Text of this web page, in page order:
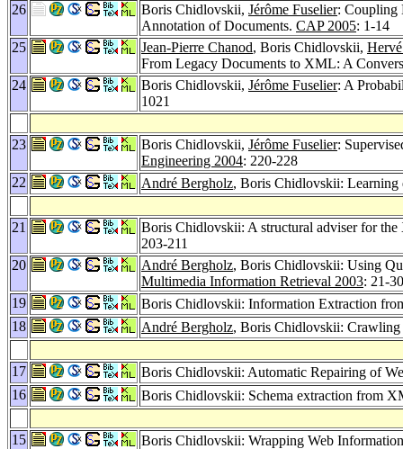
26
Boris Chidlovskii, Jérôme Fuselier: Coupling
Annotation of Documents. CAP 2005: 1-14
25
Jean-Pierre Chanod, Boris Chidlovskii,
From Legacy Documents to XML: A
24
Boris Chidlovskii, Jérôme Fuselier: A
1021
23 Boris Chidlovskii, Jérôme Fuselier:
Engineering 2004: 220-228
22
André Bergholz, Boris Chidlovskii: Learning
21
Boris Chidlovskii: A structural adviser for
203-211
20
André Bergholz, Boris Chidlovskii: Using
Multimedia Information Retrieval 2003: 21-30
19
Boris Chidlovskii: Information Extraction
18
André Bergholz, Boris Chidlovskii:
17
Boris Chidlovskii: Automatic Repairing of
16
Boris Chidlovskii: Schema extraction from
15
Boris Chidlovskii: Wrapping Web